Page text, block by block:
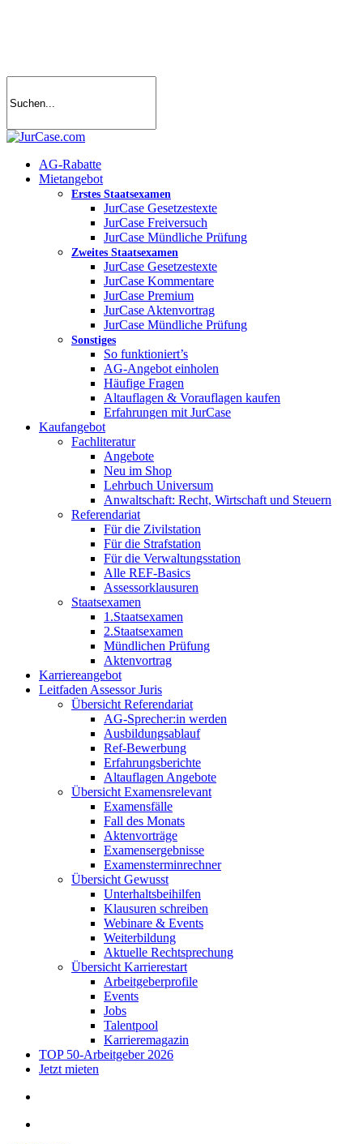
search
account
Menu
AG-Rabatte
Mietangebot
Erstes Staatsexamen
JurCase Gesetzestexte
JurCase Freiversuch
JurCase Mündliche Prüfung
Zweites Staatsexamen
JurCase Gesetzestexte
JurCase Kommentare
JurCase Premium
JurCase Aktenvortrag
JurCase Mündliche Prüfung
Sonstiges
So funktioniert’s
AG-Angebot einholen
Häufige Fragen
Altauflagen & Vorauflagen kaufen
Erfahrungen mit JurCase
Kaufangebot
Fachliteratur
Angebote
Neu im Shop
Lehrbuch Universum
Anwaltschaft: Recht, Wirtschaft und Steuern
Referendariat
Für die Zivilstation
Für die Strafstation
Für die Verwaltungsstation
Alle REF-Basics
Assessorklausuren
Staatsexamen
1.Staatsexamen
2.Staatsexamen
Mündlichen Prüfung
Aktenvortrag
Karriereangebot
Leitfaden Assessor Juris
Übersicht Referendariat
AG-Sprecher:in werden
Ausbildungsablauf
Ref-Bewerbung
Erfahrungsberichte
Altauflagen Angebote
Übersicht Examensrelevant
Examensfälle
Fall des Monats
Aktenvorträge
Examensergebnisse
Examensterminrechner
Übersicht Gewusst
Unterhaltsbeihilfen
Klausuren schreiben
Webinare & Events
Weiterbildung
Aktuelle Rechtsprechung
Übersicht Karrierestart
Arbeitgeberprofile
Events
Jobs
Talentpool
Karrieremagazin
TOP 50-Arbeitgeber 2026
Jetzt mieten